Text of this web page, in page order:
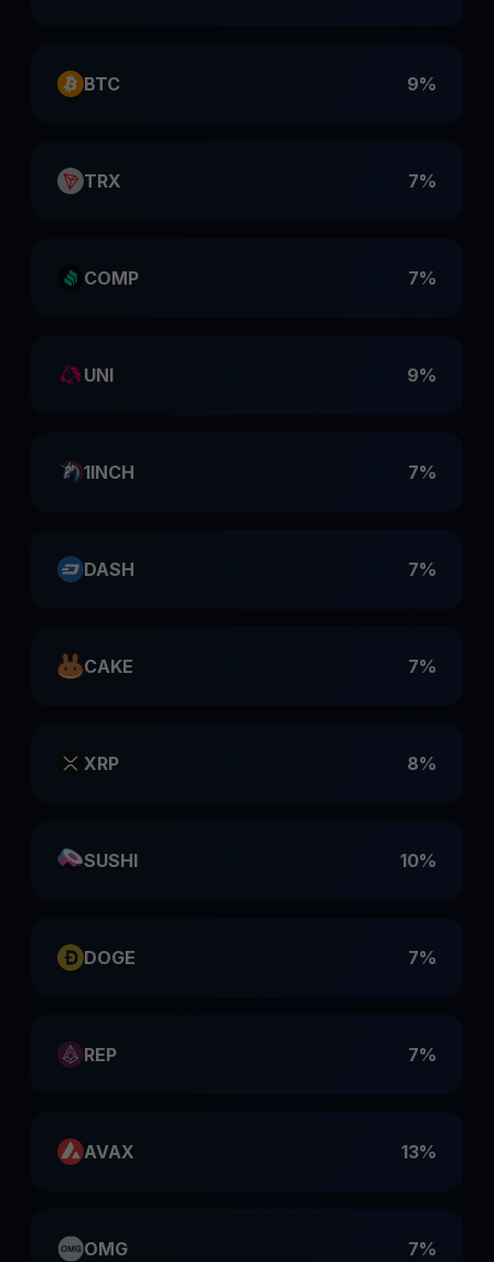
BTC 9%
TRX 7%
COMP 7%
UNI 9%
1INCH 7%
DASH 7%
CAKE 7%
XRP 8%
SUSHI 10%
DOGE 7%
REP 7%
AVAX 13%
OMG 7%